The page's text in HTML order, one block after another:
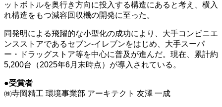
ットボトルを奥行き方向に投入する構造にあると考え、横入
れ構造をもつ減容回収機の開発に至った。
同発明による飛躍的な小型化の成功により、大手コンビニエ
ンスストアであるセブン-イレブンをはじめ、大手スーパ
ー・ドラッグストア等を中心に普及が進んだ。現在、累計約
5,200台（2025年6月末時点）が導入されている。
●受賞者
㈱寺岡精工 環境事業部 アーキテクト 友澤 一成